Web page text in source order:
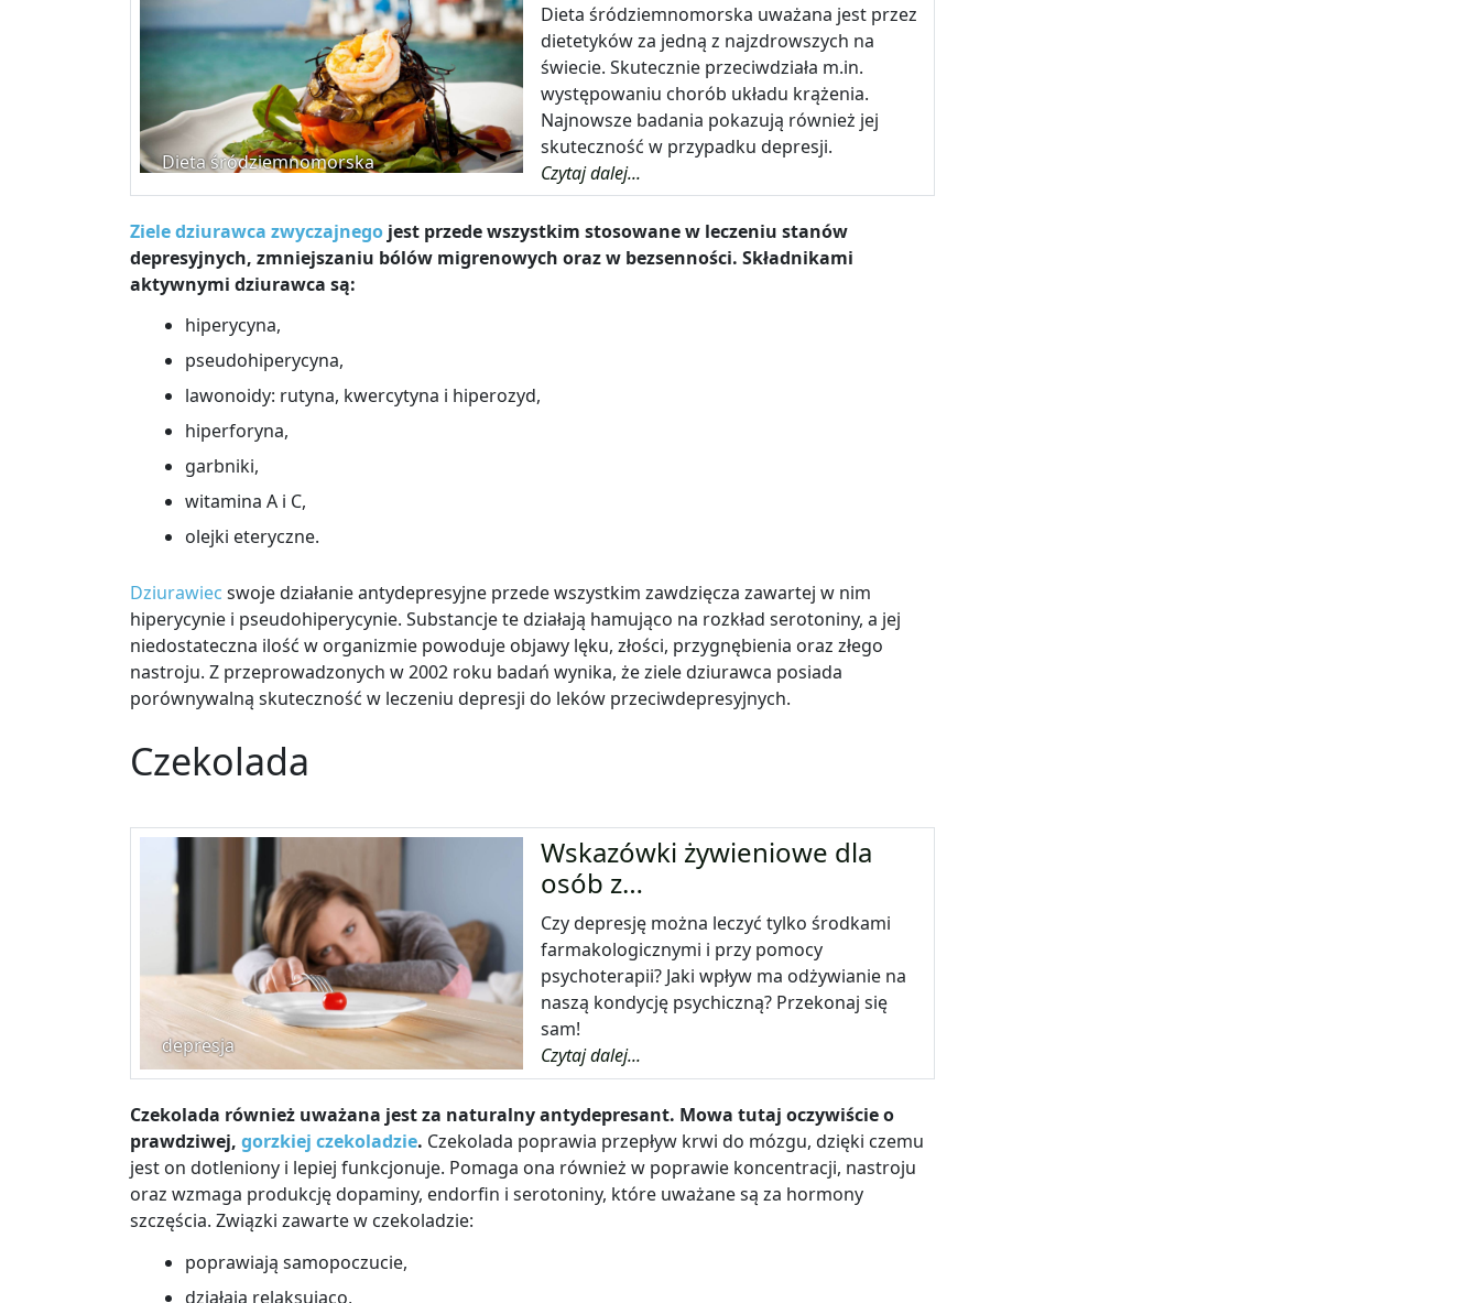
Dieta śródziemnomorska
Dieta śródziemnomorska uważana jest przez
dietetyków za jedną z najzdrowszych na
świecie. Skutecznie przeciwdziała m.in.
występowaniu chorób układu krążenia.
Najnowsze badania pokazują również jej
skuteczność w przypadku depresji.
Czytaj dalej...
Ziele dziurawca zwyczajnego jest przede wszystkim stosowane w leczeniu stanów
depresyjnych, zmniejszaniu bólów migrenowych oraz w bezsenności. Składnikami
aktywnymi dziurawca są:
hiperycyna,
pseudohiperycyna,
lawonoidy: rutyna, kwercytyna i hiperozyd,
hiperforyna,
garbniki,
witamina A i C,
olejki eteryczne.
Dziurawiec swoje działanie antydepresyjne przede wszystkim zawdzięcza zawartej w nim
hiperycynie i pseudohiperycynie. Substancje te działają hamująco na rozkład serotoniny, a jej
niedostateczna ilość w organizmie powoduje objawy lęku, złości, przygnębienia oraz złego
nastroju. Z przeprowadzonych w 2002 roku badań wynika, że ziele dziurawca posiada
porównywalną skuteczność w leczeniu depresji do leków przeciwdepresyjnych.
Czekolada
depresja
Wskazówki żywieniowe dla
osób z…
Czy depresję można leczyć tylko środkami
farmakologicznymi i przy pomocy
psychoterapii? Jaki wpływ ma odżywianie na
naszą kondycję psychiczną? Przekonaj się
sam!
Czytaj dalej...
Czekolada również uważana jest za naturalny antydepresant. Mowa tutaj oczywiście o
prawdziwej, gorzkiej czekoladzie. Czekolada poprawia przepływ krwi do mózgu, dzięki czemu
jest on dotleniony i lepiej funkcjonuje. Pomaga ona również w poprawie koncentracji, nastroju
oraz wzmaga produkcję dopaminy, endorfin i serotoniny, które uważane są za hormony
szczęścia. Związki zawarte w czekoladzie:
poprawiają samopoczucie,
działają relaksująco,